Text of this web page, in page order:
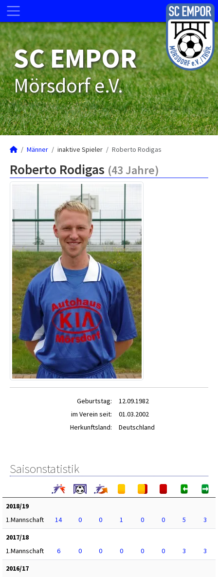
SC EMPOR
Mörsdorf e.V.
Männer inaktive Spieler Roberto Rodigas
Roberto Rodigas (43 Jahre)
Geburtstag:
12.09.1982
im Verein seit:
01.03.2002
Herkunftsland:
Deutschland
Saisonstatistik
2018/19
1.Mannschaft
14 0 0 1 0 0 5
3
2017/18
1.Mannschaft
6 0 0 0 0 0 3
3
2016/17